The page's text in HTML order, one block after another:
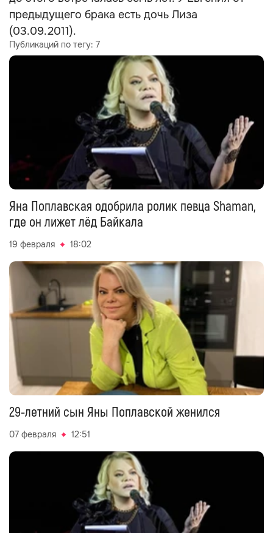
предыдущего брака есть дочь Лиза
(03.09.2011).
Публикаций по тегу: 7
Яна Поплавская одобрила ролик певца Shaman,
где он лижет лёд Байкала
19 февраля 18:02
29-летний сын Яны Поплавской женился
07 февраля 12:51